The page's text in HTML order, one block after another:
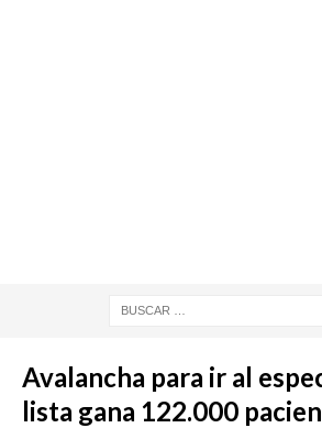
Avalancha para ir al
lista gana 122.000